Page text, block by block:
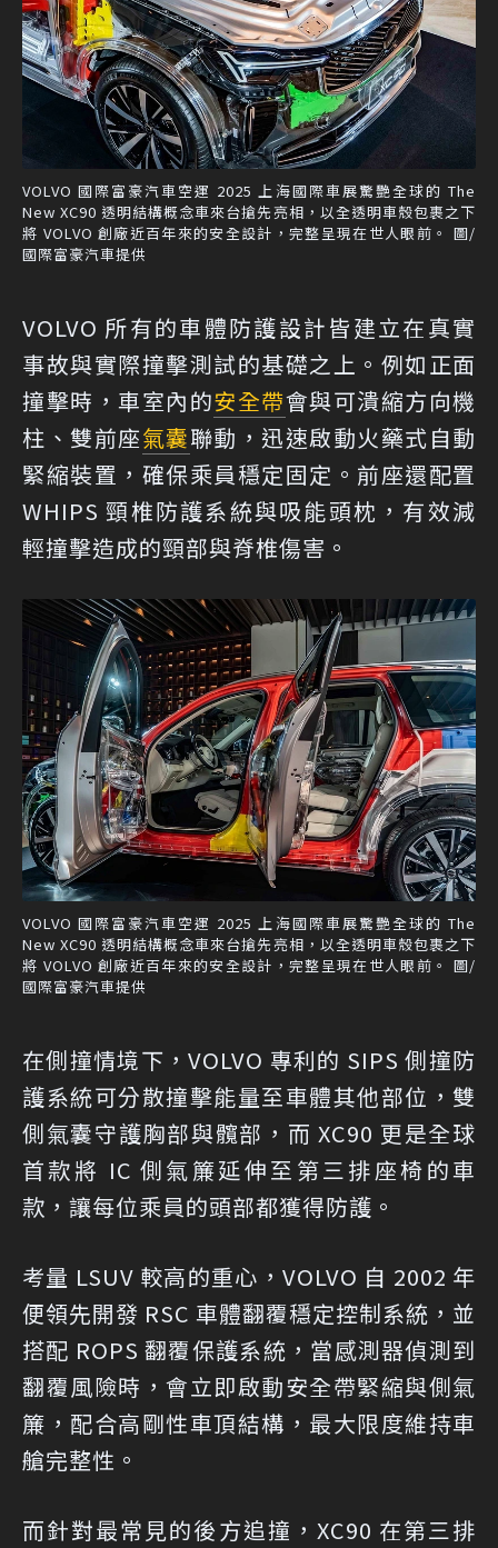
VOLVO 國際富豪汽車空運 2025 上海國際車展驚艷全球的 The
New XC90 透明結構概念車來台搶先亮相，以全透明車殼包裹之下
將 VOLVO 創廠近百年來的安全設計，完整呈現在世人眼前。 圖/
國際富豪汽車提供
VOLVO 所有的車體防護設計皆建立在真實
事故與實際撞擊測試的基礎之上。例如正面
撞擊時，車室內的安全帶會與可潰縮方向機
柱、雙前座氣囊聯動，迅速啟動火藥式自動
緊縮裝置，確保乘員穩定固定。前座還配置
WHIPS 頸椎防護系統與吸能頭枕，有效減
輕撞擊造成的頸部與脊椎傷害。
VOLVO 國際富豪汽車空運 2025 上海國際車展驚艷全球的 The
New XC90 透明結構概念車來台搶先亮相，以全透明車殼包裹之下
將 VOLVO 創廠近百年來的安全設計，完整呈現在世人眼前。 圖/
國際富豪汽車提供
在側撞情境下，VOLVO 專利的 SIPS 側撞防
護系統可分散撞擊能量至車體其他部位，雙
側氣囊守護胸部與髖部，而 XC90 更是全球
首款將 IC 側氣簾延伸至第三排座椅的車
款，讓每位乘員的頭部都獲得防護。
考量 LSUV 較高的重心，VOLVO 自 2002 年
便領先開發 RSC 車體翻覆穩定控制系統，並
搭配 ROPS 翻覆保護系統，當感測器偵測到
翻覆風險時，會立即啟動安全帶緊縮與側氣
簾，配合高剛性車頂結構，最大限度維持車
艙完整性。
而針對最常見的後方追撞，XC90 在第三排